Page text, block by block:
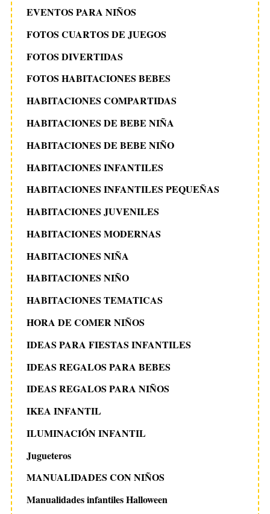
EVENTOS PARA NIÑOS
FOTOS CUARTOS DE JUEGOS
FOTOS DIVERTIDAS
FOTOS HABITACIONES BEBES
HABITACIONES COMPARTIDAS
HABITACIONES DE BEBE NIÑA
HABITACIONES DE BEBE NIÑO
HABITACIONES INFANTILES
HABITACIONES INFANTILES PEQUEÑAS
HABITACIONES JUVENILES
HABITACIONES MODERNAS
HABITACIONES NIÑA
HABITACIONES NIÑO
HABITACIONES TEMATICAS
HORA DE COMER NIÑOS
IDEAS PARA FIESTAS INFANTILES
IDEAS REGALOS PARA BEBES
IDEAS REGALOS PARA NIÑOS
IKEA INFANTIL
ILUMINACIÓN INFANTIL
Jugueteros
MANUALIDADES CON NIÑOS
Manualidades infantiles Halloween